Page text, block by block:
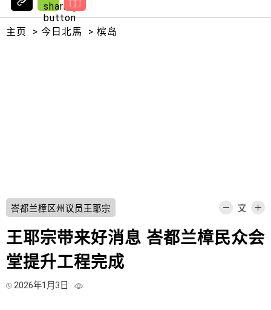
主页 > 今日北馬 > 槟岛
峇都兰樟区州议员王耶宗
王耶宗带来好消息 峇都兰樟民众会
堂提升工程完成
2026年1月3日